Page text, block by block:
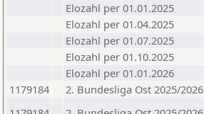
Elozahl per 01.01.2025
Elozahl per 01.04.2025
Elozahl per 01.07.2025
Elozahl per 01.10.2025
Elozahl per 01.01.2026
1179184
2. Bundesliga Ost 2025/2026